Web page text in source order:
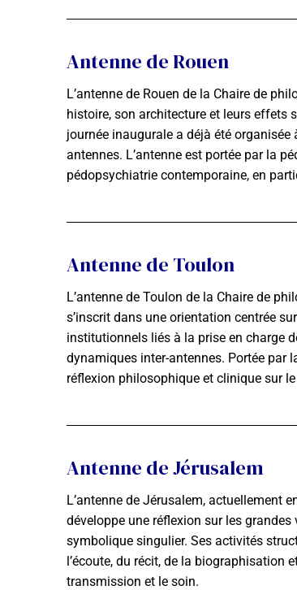
Antenne de Rouen
L’antenne de Rouen de la Chaire de
histoire, son architecture et leurs effets
journée inaugurale a déjà été
antennes. L’antenne est portée par la
pédopsychiatrie contemporaine, en
Antenne de Toulon
L’antenne de Toulon de la Chaire de
s’inscrit dans une orientation centrée
institutionnels liés à la prise en charge
dynamiques inter-antennes. Portée par
réflexion philosophique et clinique sur le
Antenne de Jérusalem
L’antenne de Jérusalem, actuellement
développe une réflexion sur les
symbolique singulier. Ses activités
l’écoute, du récit, de la biographisation
transmission et le soin.